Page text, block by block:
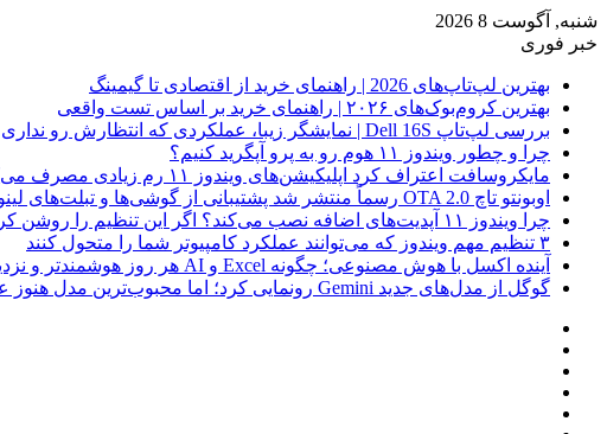
شنبه, آگوست 8 2026
خبر فوری
بهترین لپ‌تاپ‌های 2026 | راهنمای خرید از اقتصادی تا گیمینگ
بهترین کروم‌بوک‌های ۲۰۲۶ | راهنمای خرید بر اساس تست واقعی
بررسی لپ‌تاپ Dell 16S | نمایشگر زیبا، عملکردی که انتظارش رو نداری
چرا و چطور ویندوز ۱۱ هوم رو به پرو آپگرید کنیم؟
مایکروسافت اعتراف کرد اپلیکیشن‌های ویندوز ۱۱ رم زیادی مصرف می‌کنند؛ راه‌حل در راه است
اوبونتو تاچ OTA 2.0 رسماً منتشر شد پشتیبانی از گوشی‌ها و تبلت‌های لینوکسی بیشتر
چرا ویندوز ۱۱ آپدیت‌های اضافه نصب می‌کند؟ اگر این تنظیم را روشن کرده‌اید، مراقب باشید!
۳ تنظیم مهم ویندوز که می‌توانند عملکرد کامپیوتر شما را متحول کنند
آینده اکسل با هوش مصنوعی؛ چگونه Excel و AI هر روز هوشمندتر و نزدیک‌تر می‌شوند؟
گوگل از مدل‌های جدید Gemini رونمایی کرد؛ اما محبوب‌ترین مدل هنوز عرضه نشده است